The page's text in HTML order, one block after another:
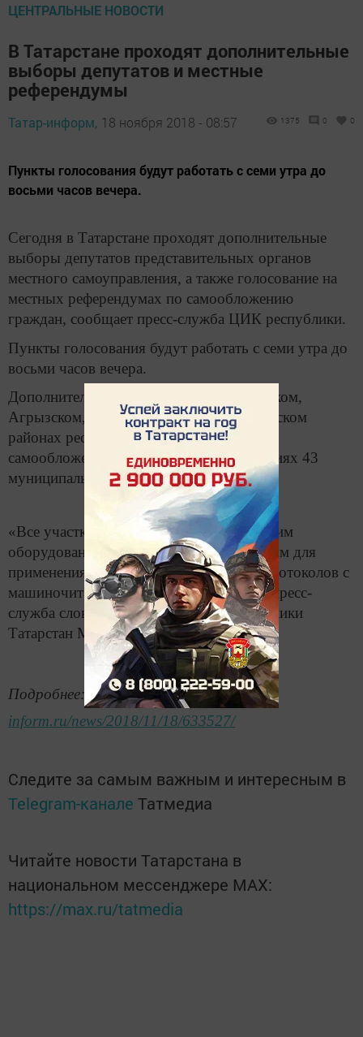
ЦЕНТРАЛЬНЫЕ НОВОСТИ
В Татарстане проходят дополнительные
выборы депутатов и местные
референдумы
Татар-информ, 18 ноября 2018 - 08:57 1375 0 0
Пункты голосования будут работать с семи утра до
восьми часов вечера.
Сегодня в Татарстане проходят дополнительные
выборы депутатов представительных органов
местного самоуправления, а также голосование на
местных референдумах по самообложению
граждан, сообщает пресс-служба ЦИК республики.
Пункты голосования будут работать с семи утра до
восьми часов вечера.
Дополнительные выборы идут в Атнинском,
Агрызском, Сармановском и Зеленодольском
районах республики. Референдумы по
самообложению проходят в 844 поселениях 43
муниципальных районов.
«Все участки обеспечены технологическим
оборудованием, в том числе необходимым для
применения технологии изготовления протоколов с
машиночитаемым кодом», — приводит пресс-
служба слова председателя ЦИК Республики
Татарстан Мидхата Шагиахметова.
Подробнее: https://www.tatar-
inform.ru/news/2018/11/18/633527/
Следите за самым важным и интересным в
Telegram-канале Татмедиа
Читайте новости Татарстана в
национальном мессенджере MАХ:
https://max.ru/tatmedia